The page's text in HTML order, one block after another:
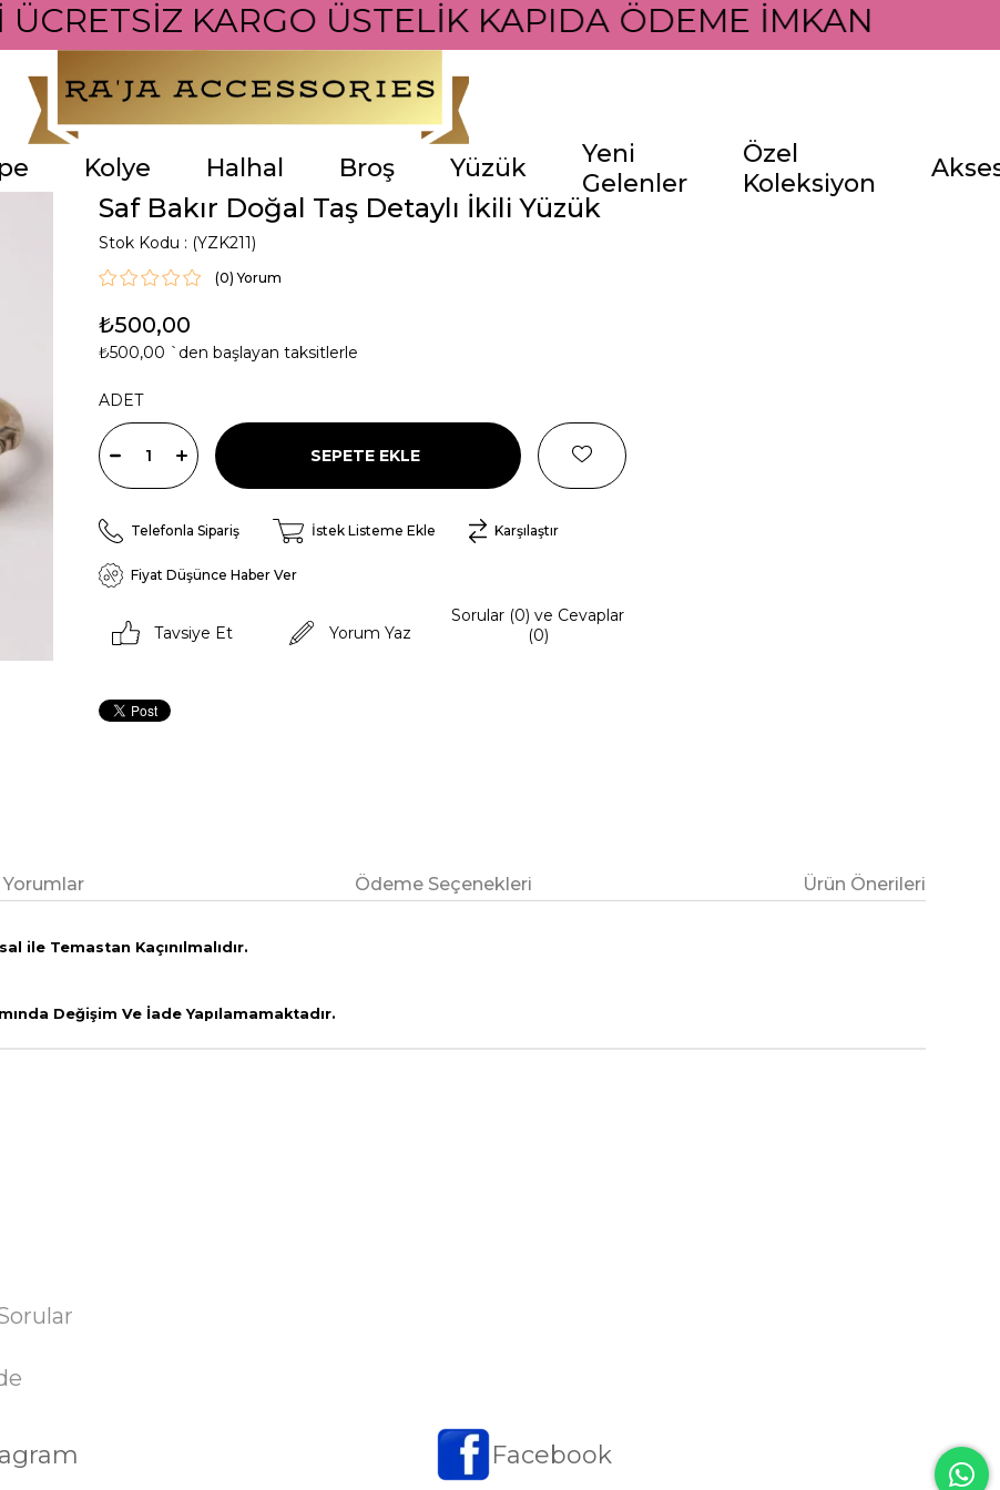
KARGO ÜSTELİK KAPIDA ÖDEME İMKANI İLE
Kolye Halhal Broş Yüzük
Yeni
Gelenler
Özel
Koleksiyon
Saf Bakır Doğal Taş Detaylı İkili Yüzük
Stok Kodu (YZK211)
(0)
₺500,00
₺500,00 `den başlayan taksitlerle
ADET
Telefonla Sipariş İstek Listeme Ekle Karşılaştır
Fiyat Düşünce Haber Ver
Tavsiye Et Yorum Yaz
Sorular (0) ve Cevaplar
(0)
Yorumlar Ödeme Seçenekleri Ürün Önerileri
ile Temastan Kaçınılmalıdır.
Değişim Ve İade Yapılamamaktadır.
Facebook